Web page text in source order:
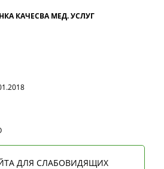
ДЛЯ СЛАБОВИДЯЩИХ